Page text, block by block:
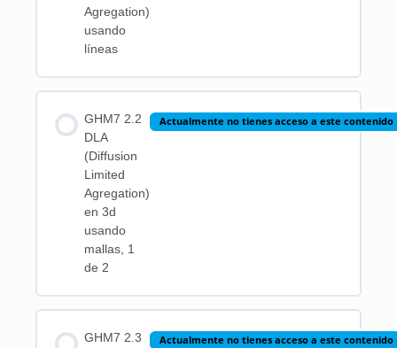
Agregation)
usando
líneas
GHM7 2.2
DLA
(Diffusion
Limited
Agregation)
en 3d
usando
mallas, 1
de 2
Actualmente no tienes acceso a este contenido
GHM7 2.3
Actualmente no tienes acceso a este contenido